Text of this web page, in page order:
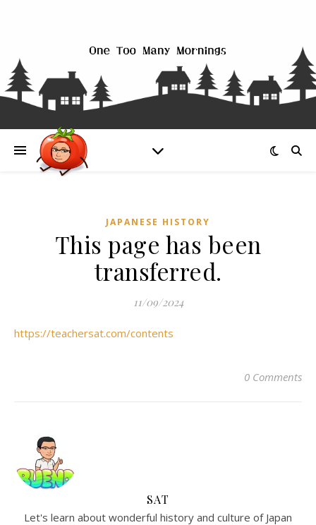
JAPANESE HISTORY
This page has been
transferred.
11/09/2024
https://teachersat.com/contents
0 Comments
SAT
Let's learn about wonderful history and culture of Japan